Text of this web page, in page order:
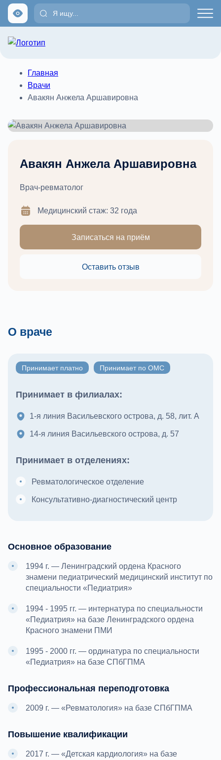
Главная
Врачи
Авакян Анжела Аршавировна
Авакян Анжела Аршавировна
Врач-ревматолог
Медицинский стаж: 32 года
Записаться на приём
Оставить отзыв
О враче
Принимает в филиалах:
1-я линия Васильевского острова, д. 58, лит. А
14-я линия Васильевского острова, д. 57
Принимает в отделениях:
Ревматологическое отделение
Консультативно-диагностический центр
Принимает платно Принимает по ОМС
Основное образование
1994 г. — Ленинградский ордена Красного
знамени педиатрический медицинский институт по
специальности «Педиатрия»
1994 - 1995 гг. — интернатура по специальности
«Педиатрия» на базе Ленинградского ордена
Красного знамени ПМИ
1995 - 2000 гг. — ординатура по специальности
«Педиатрия» на базе СПбГПМА
Профессиональная переподготовка
2009 г. — «Ревматология» на базе СПбГПМА
Повышение квалификации
2017 г. — «Детская кардиология» на базе